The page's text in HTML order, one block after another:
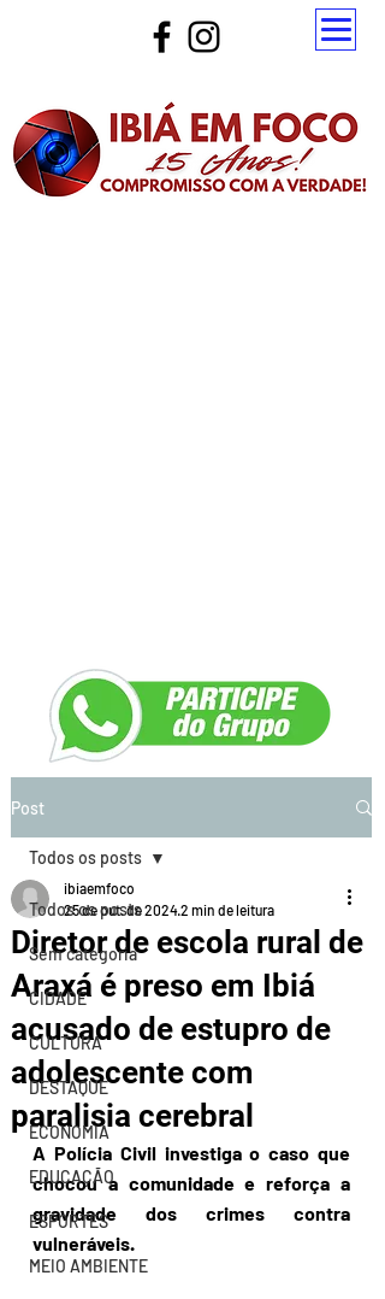
Post
Todos os posts
Sem categoria
CIDADE
CULTURA
DESTAQUE
ECONOMIA
EDUCAÇÃO
ESPORTES
MEIO AMBIENTE
Todos os posts
Diretor de escola rural de
Araxá é preso em Ibiá
acusado de estupro de
adolescente com
paralisia cerebral
ibiaemfoco
25 de out. de 20242 min de leitura
A Polícia Civil investiga o caso que
chocou a comunidade e reforça a
gravidade dos crimes contra
vulneráveis.